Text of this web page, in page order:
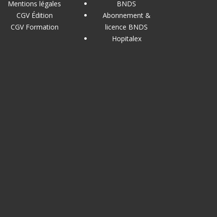
Mentions légales
CGV Édition
CGV Formation
BNDS
Abonnement &
licence BNDS
Hopitalex